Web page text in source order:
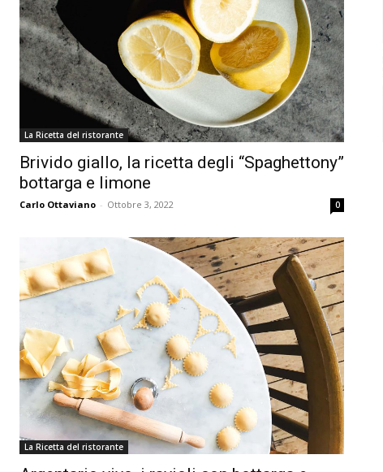
La Ricetta del ristorante
Brivido giallo, la ricetta degli “Spaghettony”
bottarga e limone
Carlo Ottaviano - Ottobre 3, 2022 0
La Ricetta del ristorante